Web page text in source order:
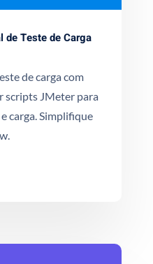
de Teste de Carga
de carga com
scripts JMeter para
carga. Simplifique